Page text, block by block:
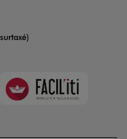
Faciliti